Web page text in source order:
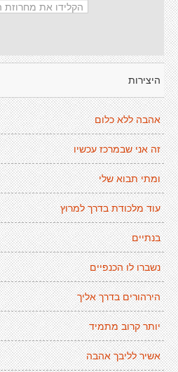
היצירות
אהבה ללא כלום
זה אני שבמרכז עכשיו
ומתי תבוא שלי
עוד מלכודת בדרך למרוץ
בנתיים
נשברו לו הכנפיים
הירהורים בדרך אליך
יותר קרוב מתמיד
אשיר לליבך אהבה